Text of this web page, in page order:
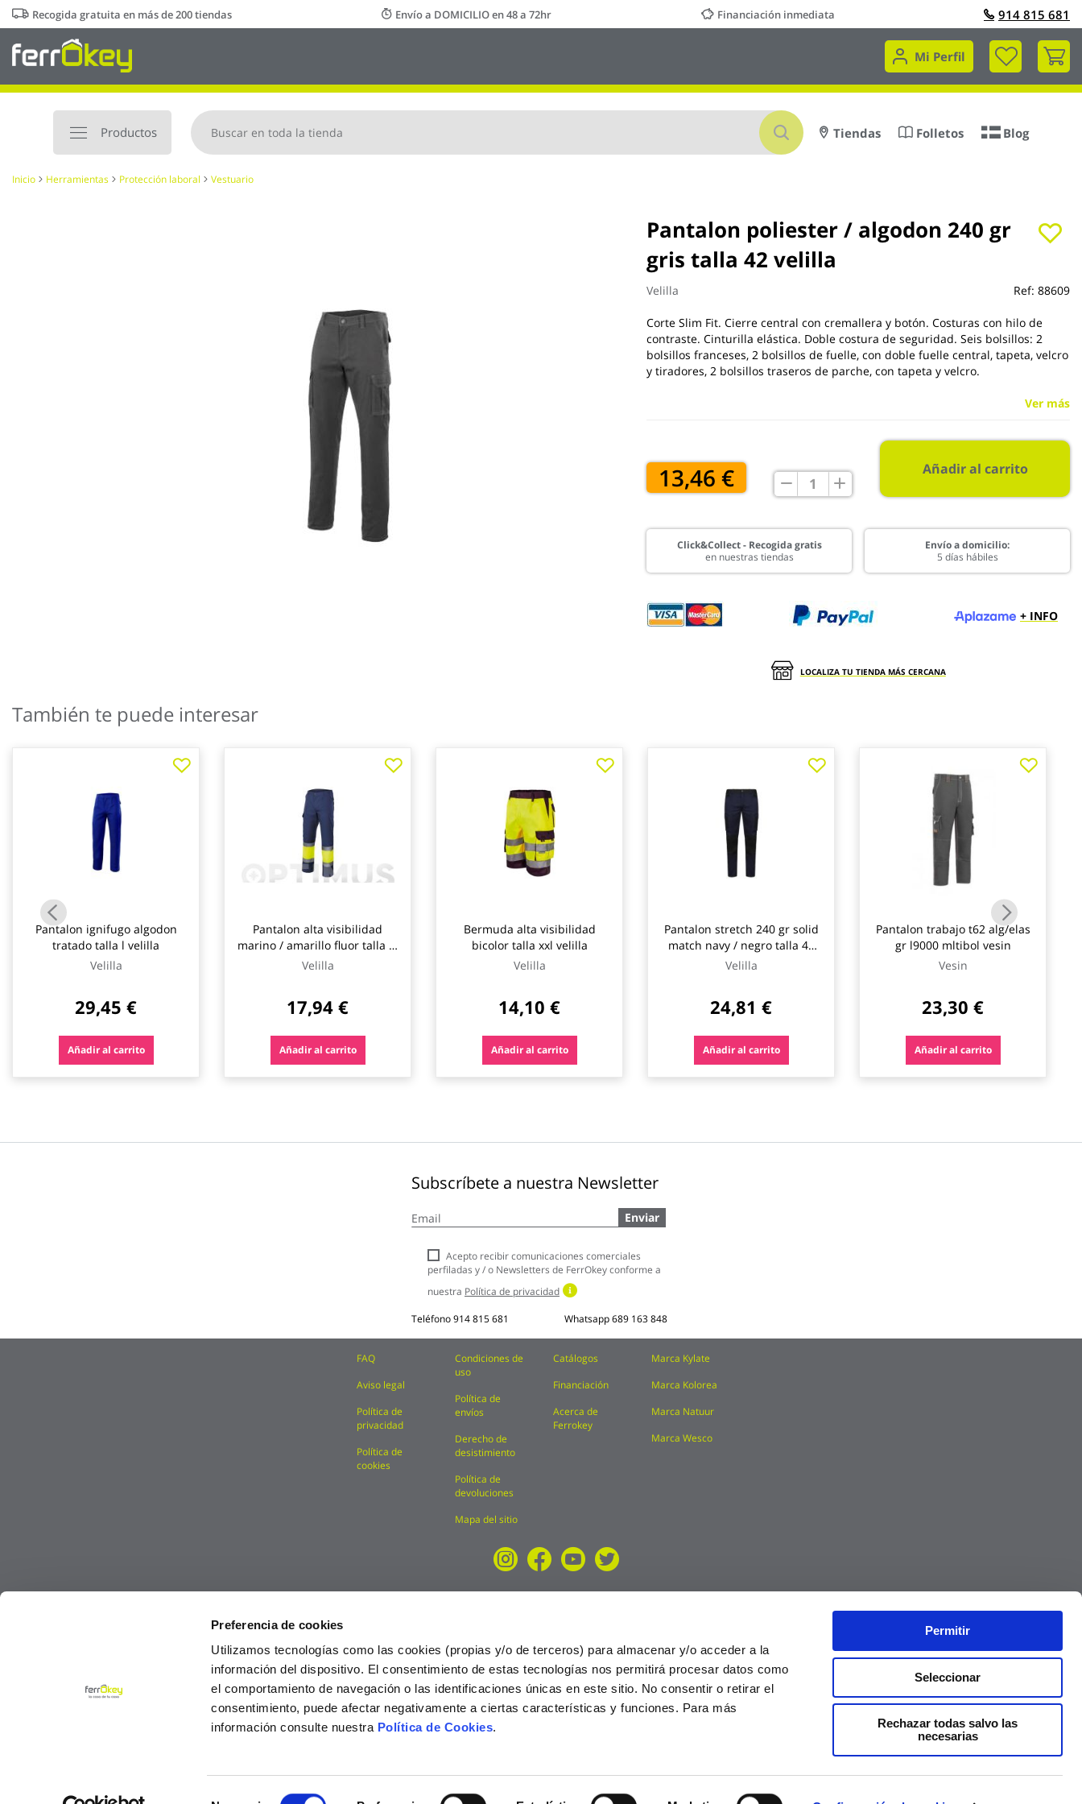
Preferencia de cookies
Utilizamos tecnologías como las cookies (propias y/o de terceros) para almacenar y/o acceder a la
información del dispositivo. El consentimiento de estas tecnologías nos permitirá procesar datos como
el comportamiento de navegación o las identificaciones únicas en este sitio. No consentir o retirar el
consentimiento, puede afectar negativamente a ciertas características y funciones. Para más
información consulte nuestra Política de Cookies.
Permitir
Seleccionar
Rechazar todas salvo las
necesarias
Ir
al
contenido
Recogida gratuita en más de 200 tiendas Envío a DOMICILIO en 48 a 72hr Financiación inmediata 914 815 681
Mi Perfil
Mi
Productos
Buscar
Tiendas Folletos Blog
Inicio Herramientas Protección laboral Vestuario
Pantalon poliester / algodon 240 gr
gris talla 42 velilla
Velilla Ref: 88609
Corte Slim Fit. Cierre central con cremallera y botón. Costuras con hilo de
contraste. Cinturilla elástica. Doble costura de seguridad. Seis bolsillos: 2
bolsillos franceses, 2 bolsillos de fuelle, con doble fuelle central, tapeta, velcro
y tiradores, 2 bolsillos traseros de parche, con tapeta y velcro.
Ver más
13,46 € Añadir al carrito
Click&Collect - Recogida gratis
en nuestras tiendas
Envío a domicilio:
5 días hábiles
+ INFO
LOCALIZA TU TIENDA MÁS CERCANA
la
También te puede interesar
Pantalon ignifugo algodon
tratado talla l velilla
Velilla
29,45 €
Añadir al carrito
Pantalon alta visibilidad
marino / amarillo fluor talla xl
velilla
Velilla
17,94 €
Añadir al carrito
Bermuda alta visibilidad
bicolor talla xxl velilla
Velilla
14,10 €
Añadir al carrito
Pantalon stretch 240 gr solid
match navy / negro talla 40
velilla
Velilla
24,81 €
Añadir al carrito
Pantalon trabajo t62 alg/elas
gr l9000 mltibol vesin
Vesin
23,30 €
Añadir al carrito
Subscríbete a nuestra Newsletter
a
boletín
noticias:
Enviar
Acepto recibir comunicaciones comerciales
perfiladas y / o Newsletters de FerrOkey conforme a
nuestra Política de privacidad
Teléfono914 815 681 Whatsapp689 163 848
FAQ
Aviso legal
Política de
privacidad
Política de
cookies
Condiciones de
uso
Política de
envíos
Derecho de
desistimiento
Política de
devoluciones
Mapa del sitio
Catálogos
Financiación
Acerca de
Ferrokey
Marca Kylate
Marca Kolorea
Marca Natuur
Marca Wesco